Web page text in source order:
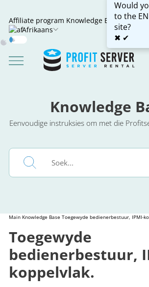
Affiliate program Knowledge Base
Afrikaans
Would
to the
site?
✖ ✔
Mode
Knowledge
Eenvoudige instruksies om met die
Main Knowledge Base Toegewyde bedienerbestuur, IPMI-
Toegewyde
bedienerbestuur,
koppelvlak.